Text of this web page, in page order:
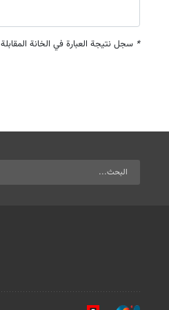
* سجل نتيجة العبارة في الخانة المقابلة